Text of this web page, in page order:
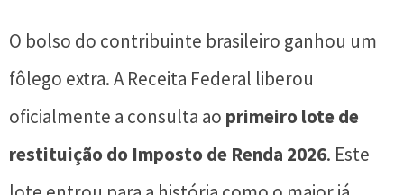
O bolso do contribuinte brasileiro ganhou um
fôlego extra. A Receita Federal liberou
oficialmente a consulta ao primeiro lote de
restituição do Imposto de Renda 2026. Este